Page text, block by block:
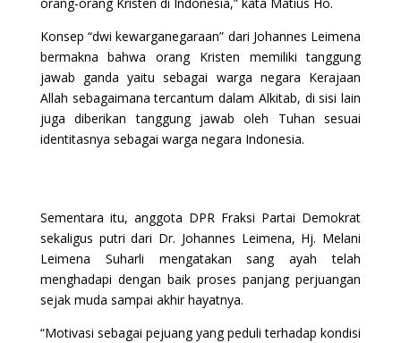
Konsep “dwi kewarganegaraan” dari Johannes Leimena
bermakna bahwa orang Kristen memiliki tanggung
jawab ganda yaitu sebagai warga negara Kerajaan
Allah sebagaimana tercantum dalam Alkitab, di sisi lain
juga diberikan tanggung jawab oleh Tuhan sesuai
identitasnya sebagai warga negara Indonesia.
Sementara itu, anggota DPR Fraksi Partai Demokrat
sekaligus putri dari Dr. Johannes Leimena, Hj. Melani
Leimena Suharli mengatakan sang ayah telah
menghadapi dengan baik proses panjang perjuangan
sejak muda sampai akhir hayatnya.
“Motivasi sebagai pejuang yang peduli terhadap kondisi